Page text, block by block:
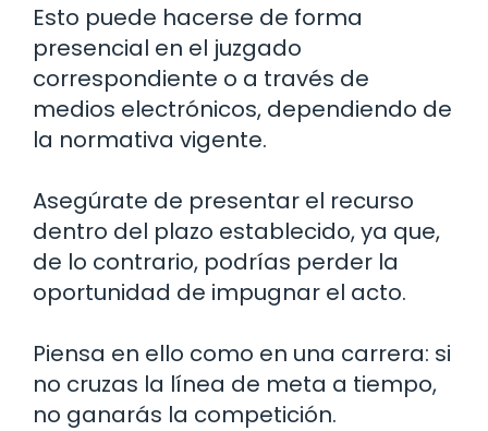
Esto puede hacerse de forma
presencial en el juzgado
correspondiente o a través de
medios electrónicos, dependiendo de
la normativa vigente.
Asegúrate de presentar el recurso
dentro del plazo establecido, ya que,
de lo contrario, podrías perder la
oportunidad de impugnar el acto.
Piensa en ello como en una carrera: si
no cruzas la línea de meta a tiempo,
no ganarás la competición.